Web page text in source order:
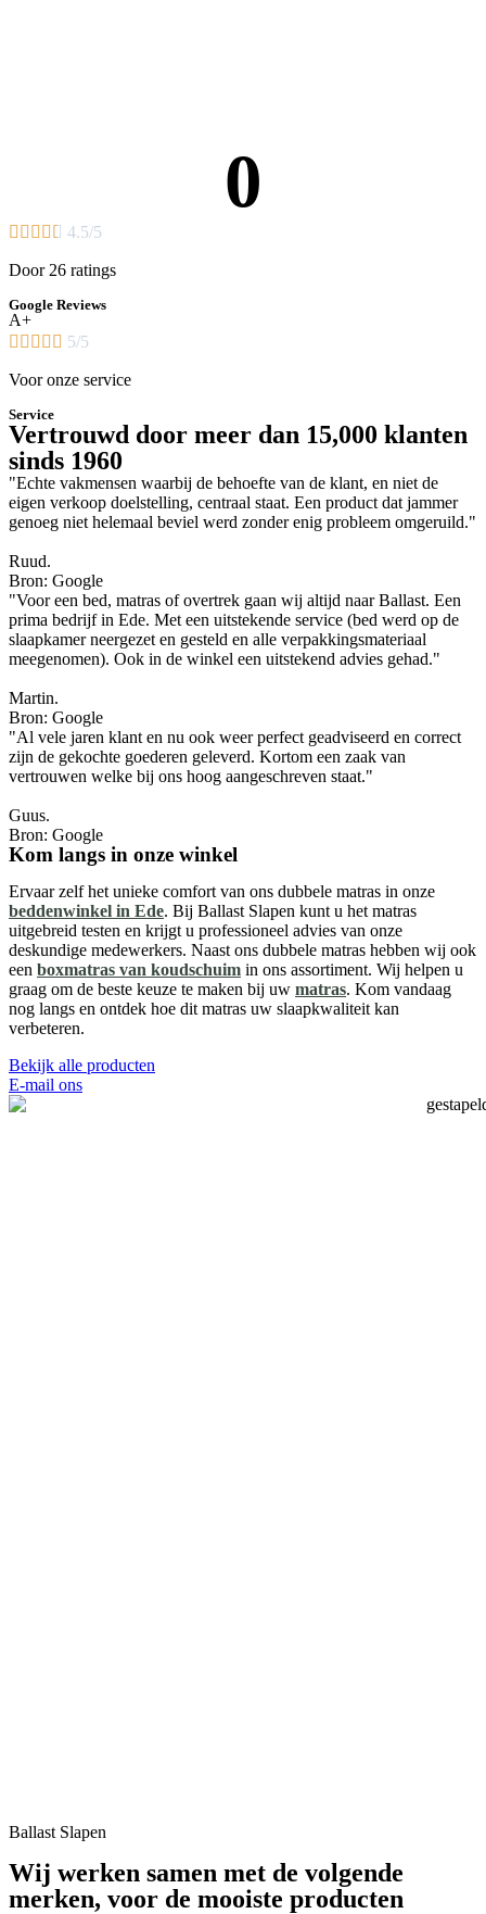
0
     4.5/5
Door 26 ratings
Google Reviews
A+
     5/5
Voor onze service
Service
Vertrouwd door meer dan 15,000 klanten
sinds 1960
"Echte vakmensen waarbij de behoefte van de klant, en niet de
eigen verkoop doelstelling, centraal staat. Een product dat jammer
genoeg niet helemaal beviel werd zonder enig probleem omgeruild."
Ruud.
Bron: Google
"Voor een bed, matras of overtrek gaan wij altijd naar Ballast. Een
prima bedrijf in Ede. Met een uitstekende service (bed werd op de
slaapkamer neergezet en gesteld en alle verpakkingsmateriaal
meegenomen). Ook in de winkel een uitstekend advies gehad."
Martin.
Bron: Google
"Al vele jaren klant en nu ook weer perfect geadviseerd en correct
zijn de gekochte goederen geleverd. Kortom een zaak van
vertrouwen welke bij ons hoog aangeschreven staat."
Guus.
Bron: Google
Kom langs in onze winkel
Ervaar zelf het unieke comfort van ons dubbele matras in onze
beddenwinkel in Ede. Bij Ballast Slapen kunt u het matras
uitgebreid testen en krijgt u professioneel advies van onze
deskundige medewerkers. Naast ons dubbele matras hebben wij ook
een boxmatras van koudschuim in ons assortiment. Wij helpen u
graag om de beste keuze te maken bij uw matras. Kom vandaag
nog langs en ontdek hoe dit matras uw slaapkwaliteit kan
verbeteren.
Bekijk alle producten
E-mail ons
Ballast Slapen
Wij werken samen met de volgende
merken, voor de mooiste producten​